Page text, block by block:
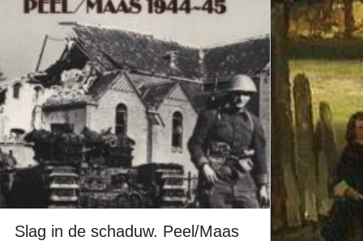
Slag in de schaduw. Peel/Maas